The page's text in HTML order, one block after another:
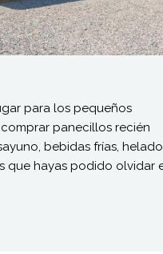
para los pequeños
panecillos recién
bebidas frías,
que hayas podido olvidar